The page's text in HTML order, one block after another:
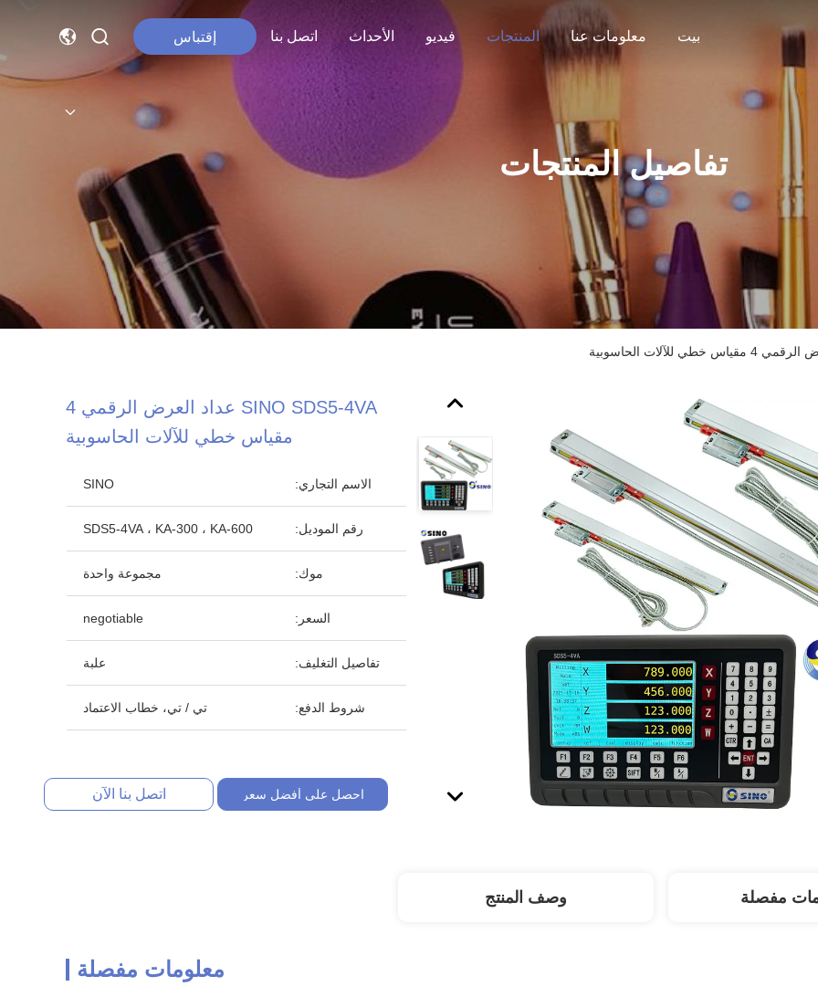
بيت معلومات عنا المنتجات فيديو الأحداث اتصل بنا إقتباس
تفاصيل المنتجات
SINO SDS5-4VA عداد العرض الرقمي 4
مقياس خطي للآلات الحاسوبية
الاسم التجاري: SINO
رقم الموديل: SDS5-4VA ، KA-300 ، KA-600
موك: مجموعة واحدة
السعر: negotiable
تفاصيل التغليف: علبة
شروط الدفع: تي / تي، خطاب الاعتماد
احصل على أفضل سعر اتصل بنا الآن
مفصلة وصف المنتج
معلومات مفصلة